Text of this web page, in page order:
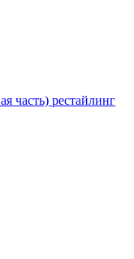
часть) рестайлинг